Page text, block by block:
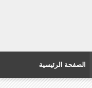
الصفحة الرئيسية